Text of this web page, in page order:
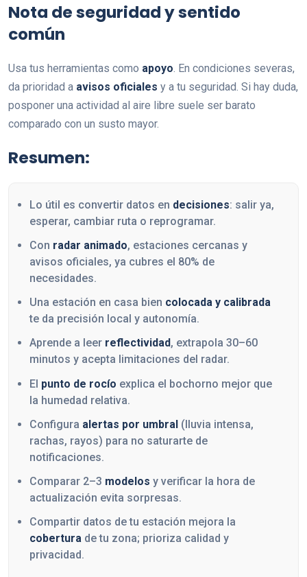
Nota de seguridad y sentido
común
Usa tus herramientas como apoyo. En condiciones severas,
da prioridad a avisos oficiales y a tu seguridad. Si hay duda,
posponer una actividad al aire libre suele ser barato
comparado con un susto mayor.
Resumen:
Lo útil es convertir datos en decisiones: salir ya,
esperar, cambiar ruta o reprogramar.
Con radar animado, estaciones cercanas y
avisos oficiales, ya cubres el 80% de
necesidades.
Una estación en casa bien colocada y calibrada
te da precisión local y autonomía.
Aprende a leer reflectividad, extrapola 30–60
minutos y acepta limitaciones del radar.
El punto de rocío explica el bochorno mejor que
la humedad relativa.
Configura alertas por umbral (lluvia intensa,
rachas, rayos) para no saturarte de
notificaciones.
Comparar 2–3 modelos y verificar la hora de
actualización evita sorpresas.
Compartir datos de tu estación mejora la
cobertura de tu zona; prioriza calidad y
privacidad.